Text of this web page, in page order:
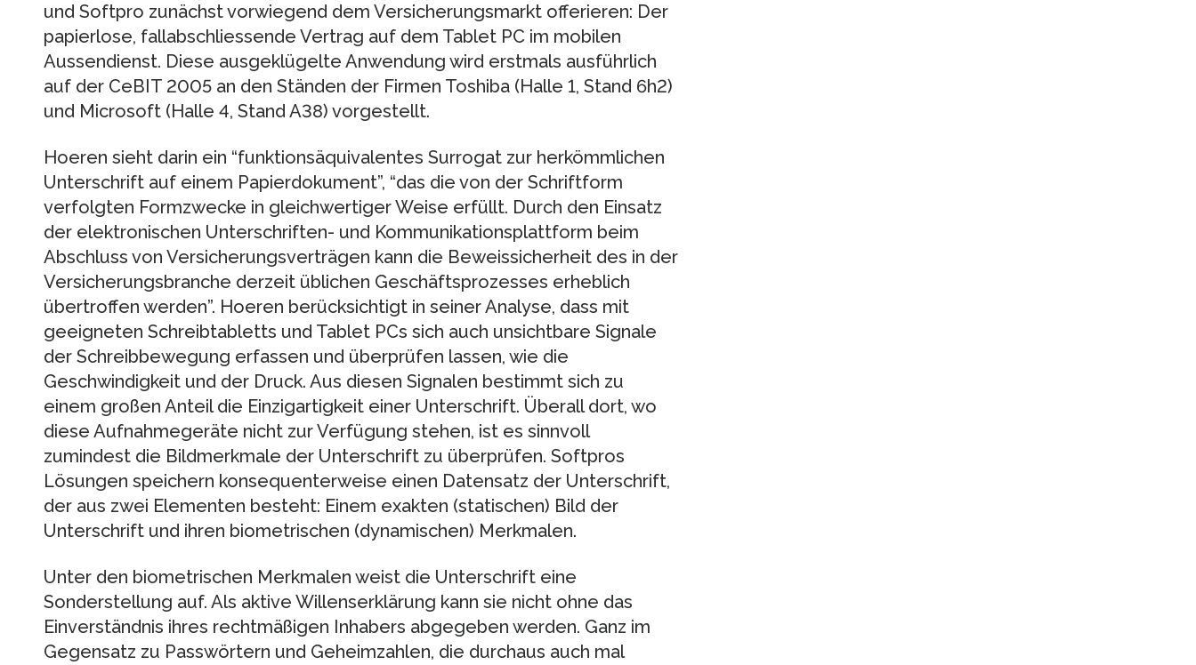
und Softpro zunächst vorwiegend dem Versicherungsmarkt offerieren: Der
papierlose, fallabschliessende Vertrag auf dem Tablet PC im mobilen
Aussendienst. Diese ausgeklügelte Anwendung wird erstmals ausführlich
auf der CeBIT 2005 an den Ständen der Firmen Toshiba (Halle 1, Stand 6h2)
und Microsoft (Halle 4, Stand A38) vorgestellt.
Hoeren sieht darin ein “funktionsäquivalentes Surrogat zur herkömmlichen
Unterschrift auf einem Papierdokument”, “das die von der Schriftform
verfolgten Formzwecke in gleichwertiger Weise erfüllt. Durch den Einsatz
der elektronischen Unterschriften- und Kommunikationsplattform beim
Abschluss von Versicherungsverträgen kann die Beweissicherheit des in der
Versicherungsbranche derzeit üblichen Geschäftsprozesses erheblich
übertroffen werden”. Hoeren berücksichtigt in seiner Analyse, dass mit
geeigneten Schreibtabletts und Tablet PCs sich auch unsichtbare Signale
der Schreibbewegung erfassen und überprüfen lassen, wie die
Geschwindigkeit und der Druck. Aus diesen Signalen bestimmt sich zu
einem großen Anteil die Einzigartigkeit einer Unterschrift. Überall dort, wo
diese Aufnahmegeräte nicht zur Verfügung stehen, ist es sinnvoll
zumindest die Bildmerkmale der Unterschrift zu überprüfen. Softpros
Lösungen speichern konsequenterweise einen Datensatz der Unterschrift,
der aus zwei Elementen besteht: Einem exakten (statischen) Bild der
Unterschrift und ihren biometrischen (dynamischen) Merkmalen.
Unter den biometrischen Merkmalen weist die Unterschrift eine
Sonderstellung auf. Als aktive Willenserklärung kann sie nicht ohne das
Einverständnis ihres rechtmäßigen Inhabers abgegeben werden. Ganz im
Gegensatz zu Passwörtern und Geheimzahlen, die durchaus auch mal